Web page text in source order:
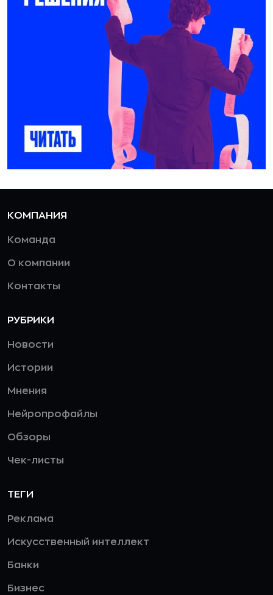
КОМПАНИЯ
Команда
О компании
Контакты
РУБРИКИ
Новости
Истории
Мнения
Нейропрофайлы
Обзоры
Чек-листы
ТЕГИ
Реклама
Искусственный интеллект
Банки
Бизнес